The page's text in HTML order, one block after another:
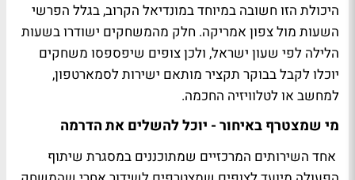
היכולת הזו חשובה במיוחד במונדיאל הקרוב, בגלל הפרשי
השעות מול צפון אמריקה. חלק מהמשחקים ישודרו בשעות
הלילה לפי שעון ישראל, ולכן צופים שיפספסו משחקים
יוכלו לקבל בבוקר תקציר מותאם ישירות לסמארטפון,
למחשב או לטלוויזיה החכמה.
מי שמצטרף באיחור - יוכל להשלים את הדרמה
אחד השירותים המרכזיים שמתוכננים במסגרת שיתוף